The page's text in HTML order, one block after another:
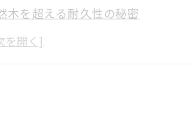
木を超える耐久性の秘密
工木がもたらす未来の木材利用
耐久な人工木で築く豊かな暮らし